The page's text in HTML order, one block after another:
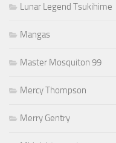
Lunar Legend Tsukihime
Mangas
Master Mosquiton 99
Mercy Thompson
Merry Gentry